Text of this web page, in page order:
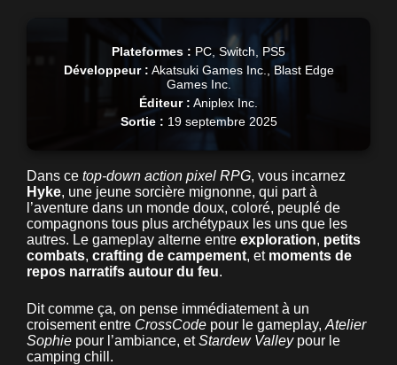
Plateformes : PC, Switch, PS5
Développeur : Akatsuki Games Inc., Blast Edge
Games Inc.
Éditeur : Aniplex Inc.
Sortie : 19 septembre 2025
Dans ce top-down action pixel RPG, vous incarnez
Hyke, une jeune sorcière mignonne, qui part à
l’aventure dans un monde doux, coloré, peuplé de
compagnons tous plus archétypaux les uns que les
autres. Le gameplay alterne entre exploration, petits
combats, crafting de campement, et moments de
repos narratifs autour du feu.
Dit comme ça, on pense immédiatement à un
croisement entre CrossCode pour le gameplay, Atelier
Sophie pour l’ambiance, etStardew Valleypour le
camping chill.